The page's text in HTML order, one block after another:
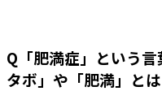
Q「肥満症」という
タボ」や「肥満」と